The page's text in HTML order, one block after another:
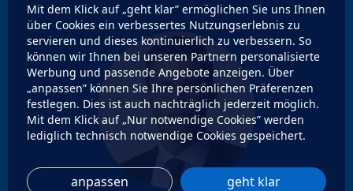
Mit dem Klick auf „geht klar” ermöglichen Sie uns Ihnen
über Cookies ein verbessertes Nutzungserlebnis zu
servieren und dieses kontinuierlich zu verbessern. So
können wir Ihnen bei unseren Partnern personalisierte
Werbung und passende Angebote anzeigen. Über
„anpassen” können Sie Ihre persönlichen Präferenzen
festlegen. Dies ist auch nachträglich jederzeit möglich.
Mit dem Klick auf „Nur notwendige Cookies” werden
lediglich technisch notwendige Cookies gespeichert.
anpassen geht klar